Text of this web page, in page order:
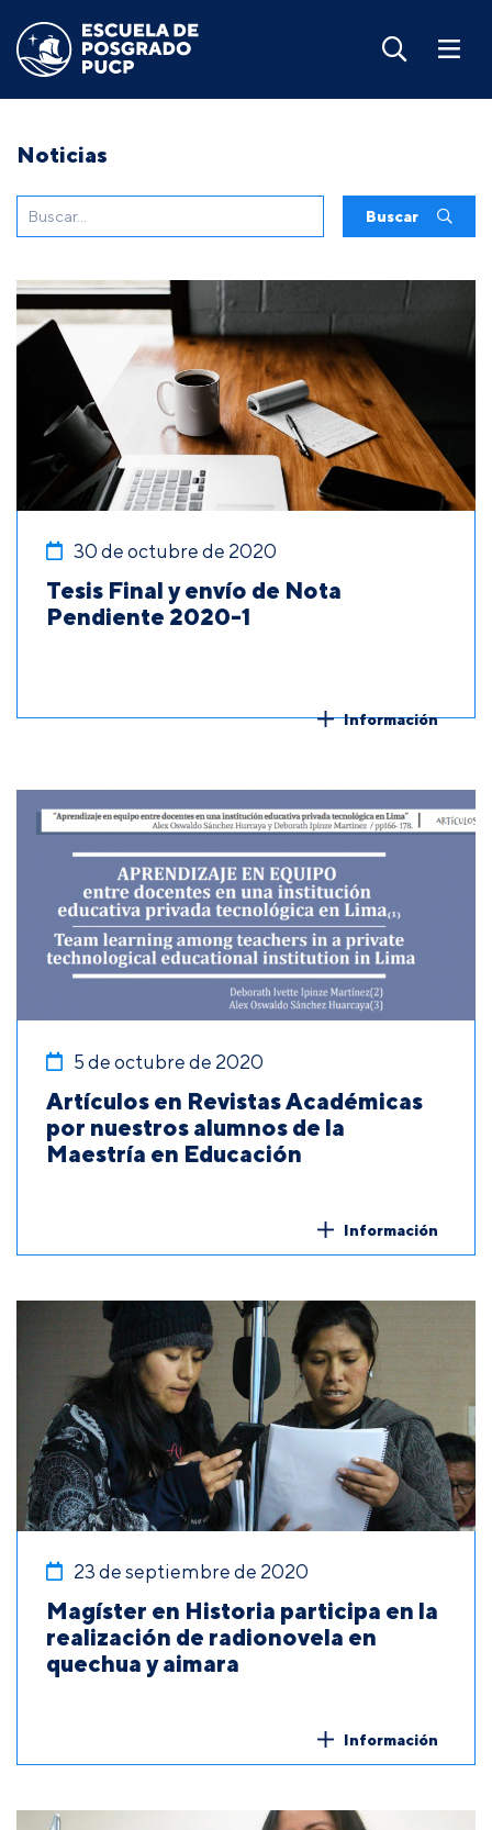
Noticias
Buscar
30 de octubre de 2020
Tesis Final y envío de Nota
Pendiente 2020-1
Información
5 de octubre de 2020
Artículos en Revistas Académicas
por nuestros alumnos de la
Maestría en Educación
Información
23 de septiembre de 2020
Magíster en Historia participa en la
realización de radionovela en
quechua y aimara
Información